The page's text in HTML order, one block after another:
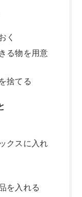
く
る物を用意
捨てる
クスに入れ
を入れる